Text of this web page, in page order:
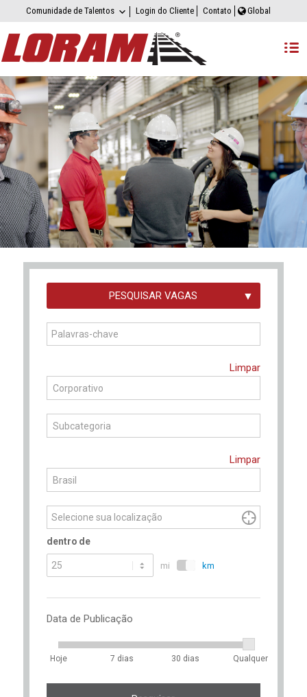
Comunidade de Talentos Login do Cliente Contato Global
PESQUISAR VAGAS
digitar
para
encontrar
Limpar
Corporativo
Subcategoria
Limpar
Brasil

dentro de
mi km
Data de Publicação
Hoje 7 dias 30 dias Qualquer